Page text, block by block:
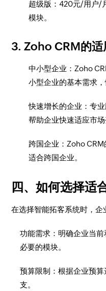
超级版：420元/用户/
模块。
3. Zoho CRM的适
中小型企业：Zoho
小型企业的基本需求，
快速增长的企业：专
帮助企业快速适应市场
跨国企业：Zoho
适合跨国企业。
四、如何选择适
在选择智能拓客系统时，企
功能需求：明确企业当
必要的模块。
预算限制：根据企业预
支。